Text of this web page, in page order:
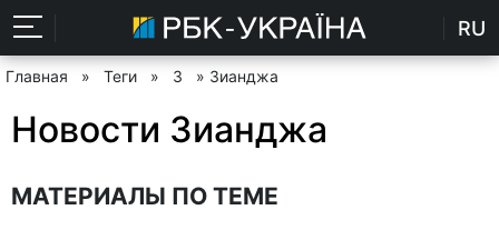
RU
Главная » Теги » З » Зианджа
Новости Зианджа
МАТЕРИАЛЫ ПО ТЕМЕ